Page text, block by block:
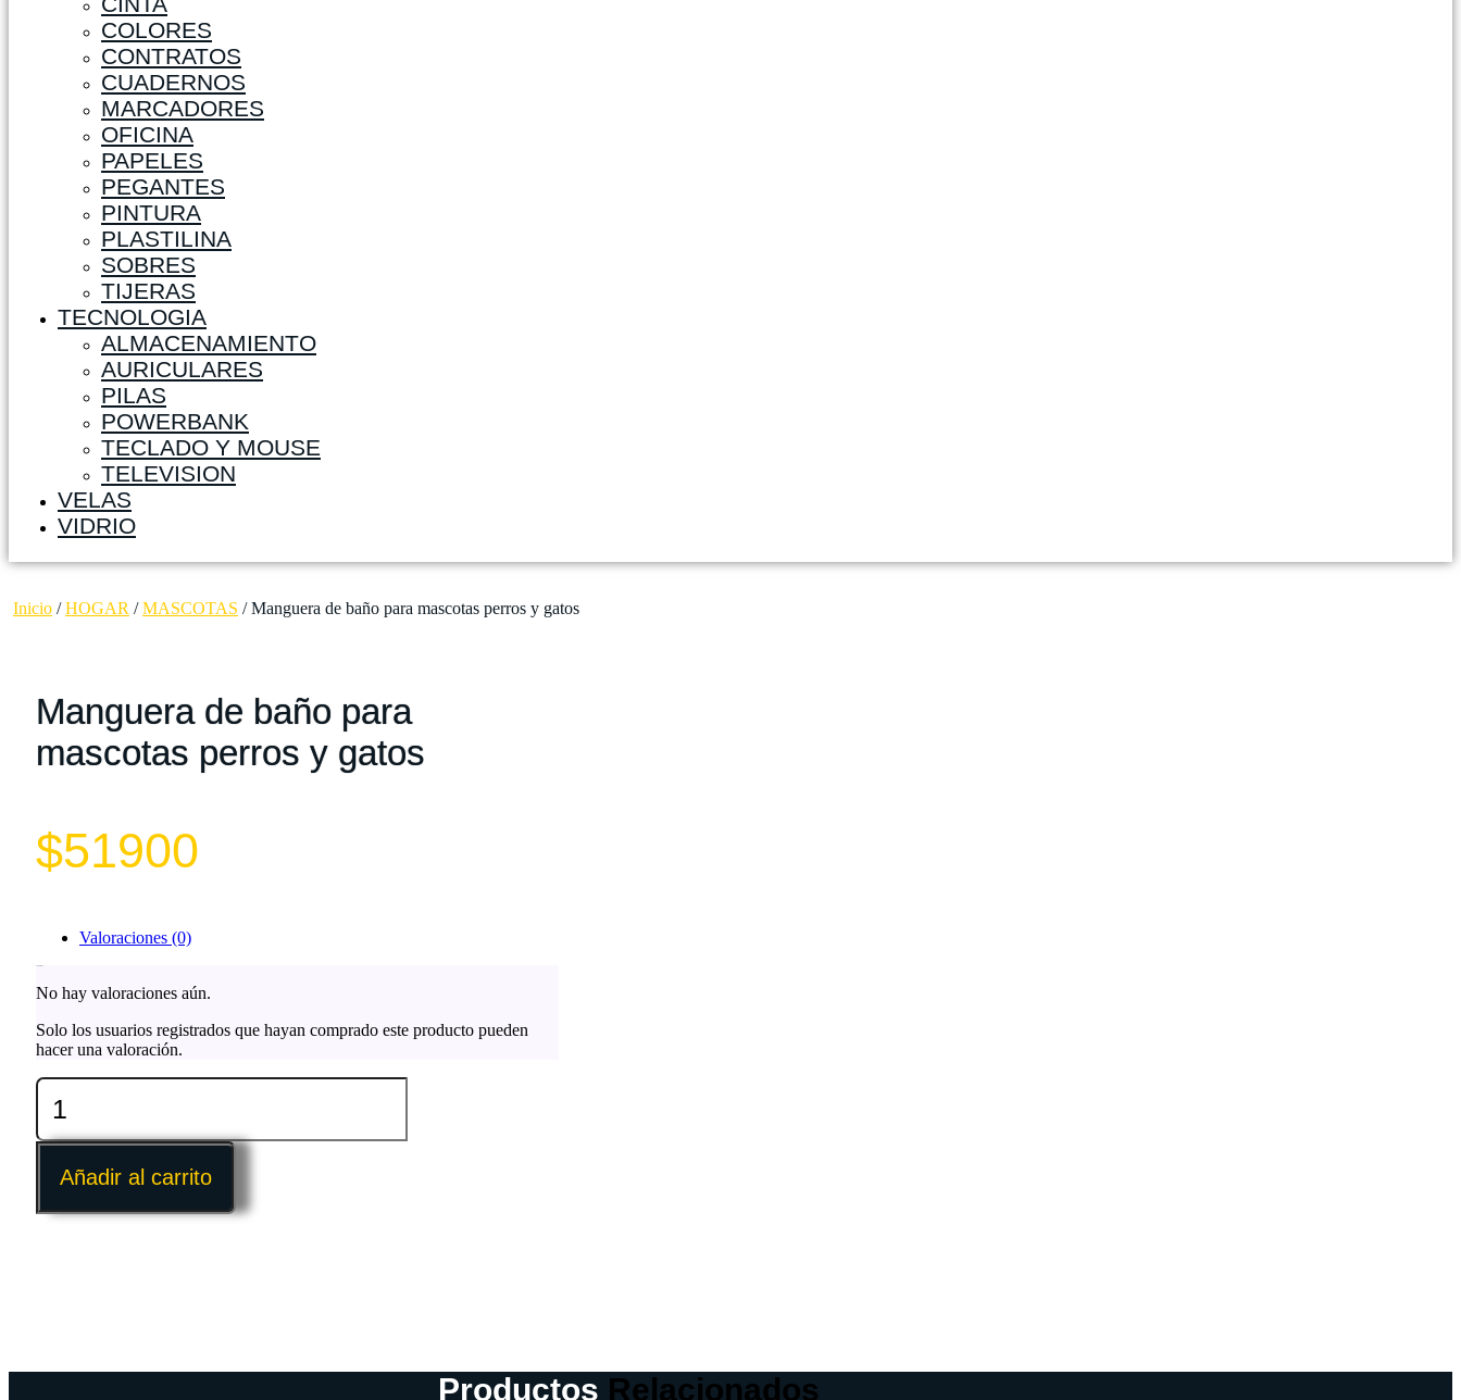
COLORES
CONTRATOS
CUADERNOS
MARCADORES
OFICINA
PAPELES
PEGANTES
PINTURA
PLASTILINA
SOBRES
TIJERAS
TECNOLOGIA
ALMACENAMIENTO
AURICULARES
PILAS
POWERBANK
TECLADO Y MOUSE
TELEVISION
VELAS
VIDRIO
Inicio /HOGAR /MASCOTAS / Manguera de baño para mascotas perros y gatos
Manguera de baño para
mascotas perros y gatos
$51900
Valoraciones (0)
No hay valoraciones aún.
Solo los usuarios registrados que hayan comprado este producto pueden
hacer una valoración.
Manguera
baño
para
perros
gatos
Añadir al carrito
Productos Relacionados